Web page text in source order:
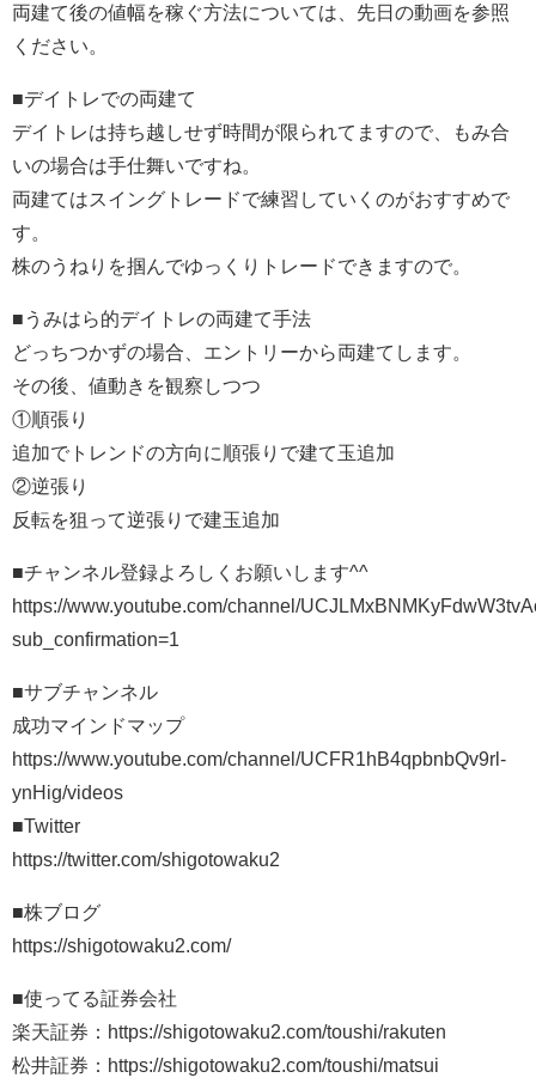
両建て後の値幅を稼ぐ方法については、先日の動画を参照
ください。
■デイトレでの両建て
デイトレは持ち越しせず時間が限られてますので、もみ合
いの場合は手仕舞いですね。
両建てはスイングトレードで練習していくのがおすすめで
す。
株のうねりを掴んでゆっくりトレードできますので。
■うみはら的デイトレの両建て手法
どっちつかずの場合、エントリーから両建てします。
その後、値動きを観察しつつ
①順張り
追加でトレンドの方向に順張りで建て玉追加
②逆張り
反転を狙って逆張りで建玉追加
■チャンネル登録よろしくお願いします^^
https://www.youtube.com/channel/
sub_confirmation=1
■サブチャンネル
成功マインドマップ
https://www.youtube.com/channel/UCFR1hB4qpbnbQv9rl-
ynHig/videos
■Twitter
https://twitter.com/shigotowaku2
■株ブログ
https://shigotowaku2.com/
■使ってる証券会社
楽天証券：https://shigotowaku2.com/toushi/rakuten
松井証券：https://shigotowaku2.com/toushi/matsui